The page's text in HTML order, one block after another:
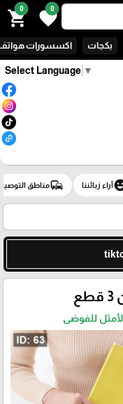
Select Language ▼
0
favorite
0
shopping_cart
بكجات اكسسورات
آراء زبائننا commuteمناطق
للفوضى